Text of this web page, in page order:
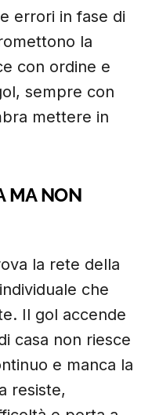
errori in fase di
la
con ordine e
sempre con
mettere in
MA NON
la rete della
che
Il gol accende
casa non riesce
e manca la
resiste,